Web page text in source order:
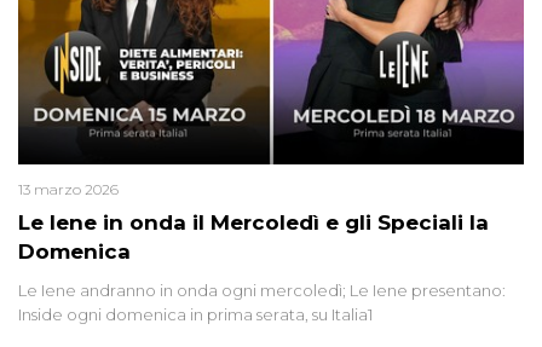
Le Iene in onda il Mercoledì e gli Speciali la
Domenica
13 marzo 2026
Le Iene andranno in onda ogni mercoledì; Le Iene presentano:
Inside ogni domenica in prima serata, su Italia1